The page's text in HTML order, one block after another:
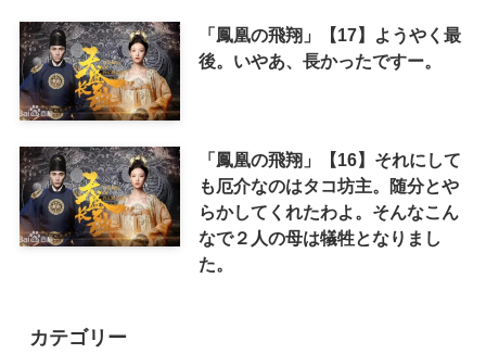
「鳳凰の飛翔」【17】ようやく最
後。いやあ、長かったですー。
「鳳凰の飛翔」【16】それにして
も厄介なのはタコ坊主。随分とや
らかしてくれたわよ。そんなこん
なで２人の母は犠牲となりまし
た。
カテゴリー